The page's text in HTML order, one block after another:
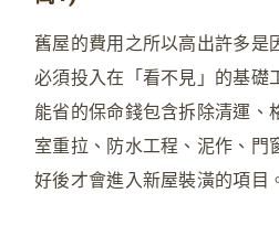
舊屋的費用之所以高出許多是
必須投入在「看不見」的基礎
能省的保命錢包含拆除清運、
室重拉、防水工程、泥作、門
好後才會進入新屋裝潢的項目